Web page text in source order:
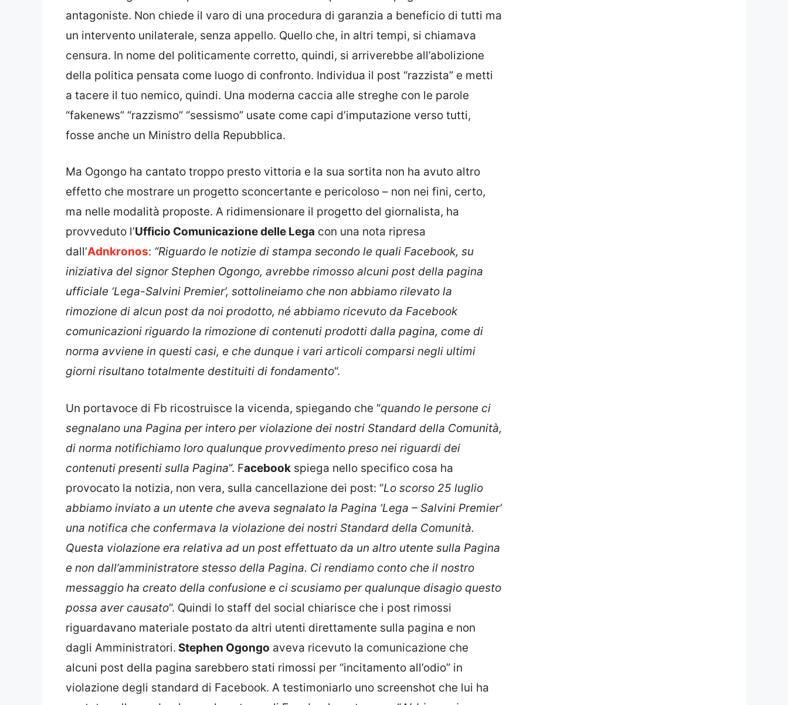
antagoniste. Non chiede il varo di una procedura di garanzia a beneficio di tutti ma
un intervento unilaterale, senza appello. Quello che, in altri tempi, si chiamava
censura. In nome del politicamente corretto, quindi, si arriverebbe all’abolizione
della politica pensata come luogo di confronto. Individua il post “razzista” e metti
a tacere il tuo nemico, quindi. Una moderna caccia alle streghe con le parole
“fakenews” “razzismo” “sessismo” usate come capi d’imputazione verso tutti,
fosse anche un Ministro della Repubblica.
Ma Ogongo ha cantato troppo presto vittoria e la sua sortita non ha avuto altro
effetto che mostrare un progetto sconcertante e pericoloso – non nei fini, certo,
ma nelle modalità proposte. A ridimensionare il progetto del giornalista, ha
provveduto l’Ufficio Comunicazione delle Lega con una nota ripresa
dall’Adnkronos: “Riguardo le notizie di stampa secondo le quali Facebook, su
iniziativa del signor Stephen Ogongo, avrebbe rimosso alcuni post della pagina
ufficiale ‘Lega-Salvini Premier’, sottolineiamo che non abbiamo rilevato la
rimozione di alcun post da noi prodotto, né abbiamo ricevuto da Facebook
comunicazioni riguardo la rimozione di contenuti prodotti dalla pagina, come di
norma avviene in questi casi, e che dunque i vari articoli comparsi negli ultimi
giorni risultano totalmente destituiti di fondamento“.
Un portavoce di Fb ricostruisce la vicenda, spiegando che “quando le persone ci
segnalano una Pagina per intero per violazione dei nostri Standard della Comunità,
di norma notifichiamo loro qualunque provvedimento preso nei riguardi dei
contenuti presenti sulla Pagina“. Facebook spiega nello specifico cosa ha
provocato la notizia, non vera, sulla cancellazione dei post: “Lo scorso 25 luglio
abbiamo inviato a un utente che aveva segnalato la Pagina ‘Lega – Salvini Premier’
una notifica che confermava la violazione dei nostri Standard della Comunità.
Questa violazione era relativa ad un post effettuato da un altro utente sulla Pagina
e non dall’amministratore stesso della Pagina. Ci rendiamo conto che il nostro
messaggio ha creato della confusione e ci scusiamo per qualunque disagio questo
possa aver causato“. Quindi lo staff del social chiarisce che i post rimossi
riguardavano materiale postato da altri utenti direttamente sulla pagina e non
dagli Amministratori. Stephen Ogongo aveva ricevuto la comunicazione che
alcuni post della pagina sarebbero stati rimossi per “incitamento all’odio” in
violazione degli standard di Facebook. A testimoniarlo uno screenshot che lui ha